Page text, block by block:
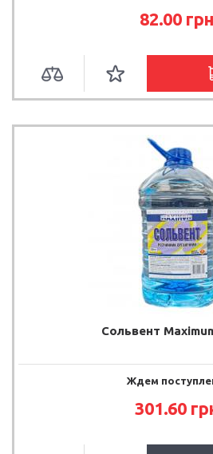
82.00
Сольвент
Ждем
301.60